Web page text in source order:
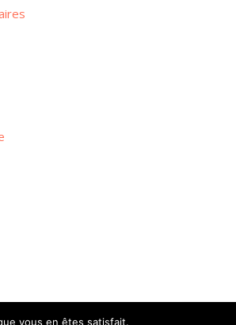
vous en êtes satisfait.